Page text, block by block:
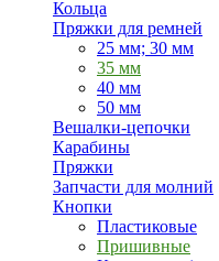
Кольца
Пряжки для ремней
25 мм; 30 мм
35 мм
40 мм
50 мм
Вешалки-цепочки
Карабины
Пряжки
Запчасти для молний
Кнопки
Пластиковые
Пришивные